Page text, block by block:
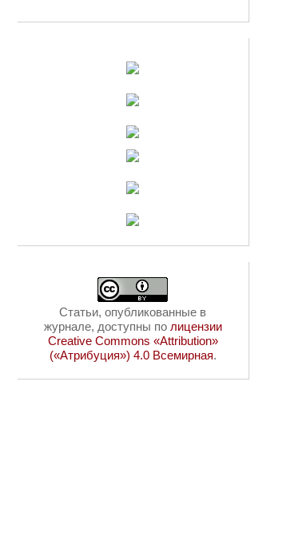
Статьи, опубликованные в
журнале, доступны по лицензии
Creative Commons «Attribution»
(«Атрибуция») 4.0 Всемирная.